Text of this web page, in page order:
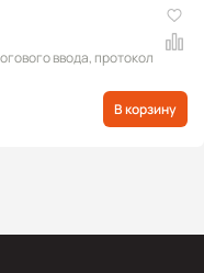
ввода, протокол
В корзину